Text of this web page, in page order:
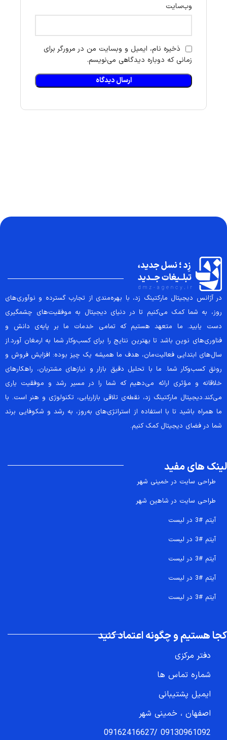
وب‌سایت
ذخیره نام، ایمیل و وبسایت من در مرورگر برای
زمانی که دوباره دیدگاهی می‌نویسم.
در آژانس دیجیتال مارکتینگ زد، با بهره‌مندی از تجارب گسترده و نوآوری‌های
روز، به شما کمک می‌کنیم تا در دنیای دیجیتال به موفقیت‌های چشمگیری
دست یابید. ما متعهد هستیم که تمامی خدمات ما بر پایه‌ی دانش و
فناوری‌های نوین باشد تا بهترین نتایج را برای کسب‌وکار شما به ارمغان آورد.از
سال‌های ابتدایی فعالیت‌مان، هدف ما همیشه یک چیز بوده: افزایش فروش و
رونق کسب‌وکار شما. ما با تحلیل دقیق بازار و نیازهای مشتریان، راهکارهای
خلاقانه و مؤثری ارائه می‌دهیم که شما را در مسیر رشد و موفقیت یاری
می‌کند.دیجیتال مارکتینگ زد، نقطه‌ی تلاقی بازاریابی، تکنولوژی و هنر است. با
ما همراه باشید تا با استفاده از استراتژی‌های به‌روز، به رشد و شکوفایی برند
شما در فضای دیجیتال کمک کنیم.
لینک های مفید
طراحی سایت در خمینی شهر
طراحی سایت در شاهین شهر
آیتم #3 در لیست
آیتم #3 در لیست
آیتم #3 در لیست
آیتم #3 در لیست
آیتم #3 در لیست
کجا هستیم و چگونه اعتماد کنید
دفتر مرکزی
شماره تماس ها
ایمیل پشتیبانی
اصفهان ، خمینی شهر
09130961092
/
09162416627